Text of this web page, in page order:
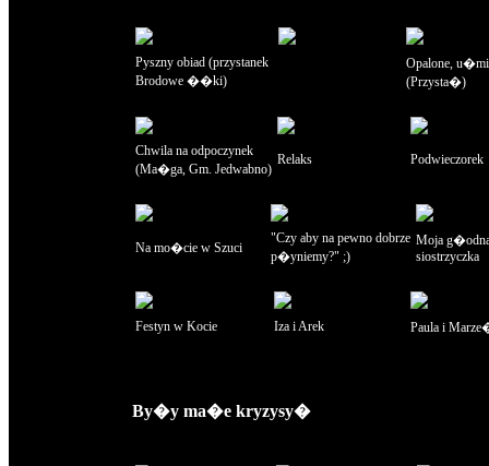
Pyszny obiad (przystanek
Brodowe ��ki)
Opalone,
(Przysta�)
Chwila na odpoczynek
(Ma�ga, Gm. Jedwabno)
Relaks Podwieczorek
Na mo�cie w Szuci
"Czy aby na pewno dobrze
p�yniemy?" ;)
Moja
siostrzyczka
Festyn w Kocie Iza i Arek Paula i
By�y ma�e kryzysy�